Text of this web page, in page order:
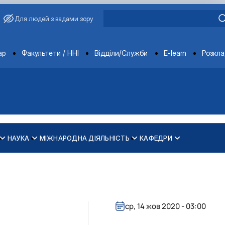
Для людей з вадами зору
Факультети / ННІ Відділи/Служби E-learn
НАУКА МІЖНАРОДНА ДІЯЛЬНІСТЬ
рівності у …
КАФЕДРИ
ср, 14 жов 2020 - 03:00